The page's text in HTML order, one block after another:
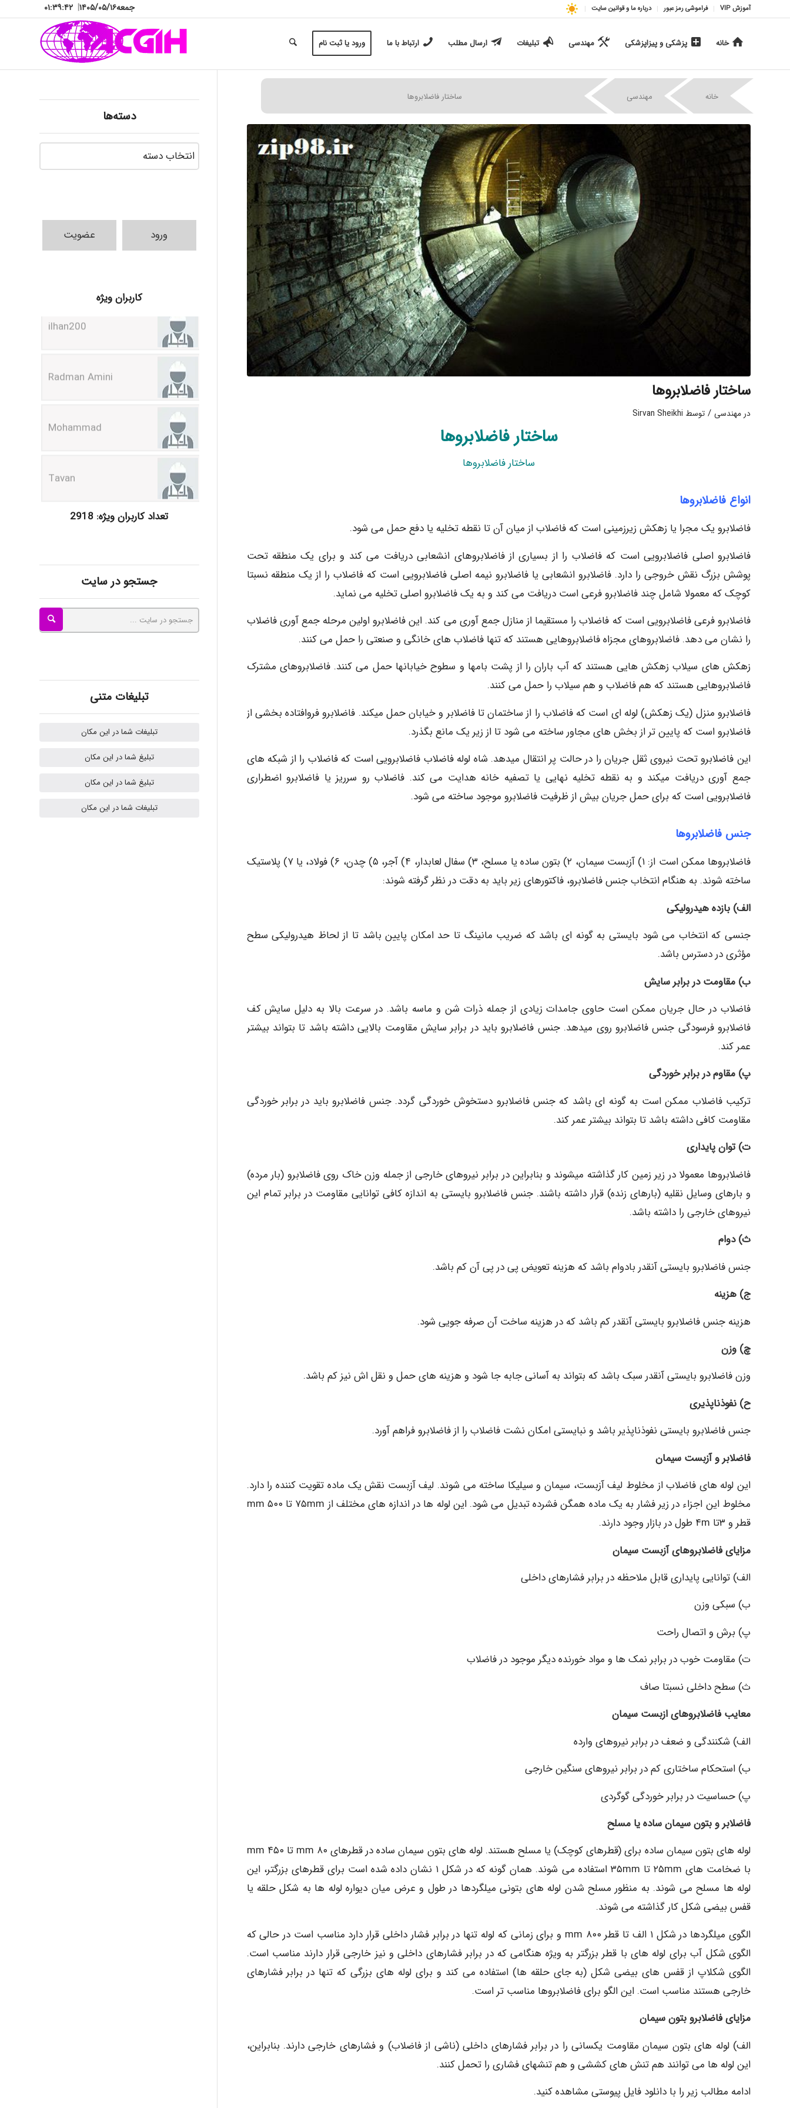
آموزش VIP فراموشی رمز عبور درباره ما و قوانین سایت جمعه۱۴۰۵/۰۵/۱۶| ۰۱:۳۹:۴۴
خانه پزشکی و پیزاپزشکی مهندسی تبلیغات ارسال مطلب ارتباط با ما ورود یا ثبت نام
خانه مهندسی | ساختار فاضلابروها
ساختار فاضلابروها
در مهندسی / توسط Sirvan Sheikhi
ساختار فاضلابروها
ساختار فاضلابروها
انواع فاضلابروها
فاضلابرو یک مجرا یا زهکش زیرزمینی است که فاضلاب از میان آن تا نقطه تخلیه یا دفع حمل می شود.
فاضلابرو اصلی فاضلابرویی است که فاضلاب را از بسیاری از فاضلابروهای انشعابی دریافت می کند و برای یک منطقه تحت
پوشش بزرگ نقش خروجی را دارد. فاضلابرو انشعابی یا فاضلابرو نیمه اصلی فاضلابرویی است که فاضلاب را از یک منطقه نسبتا
کوچک که معمولا شامل چند فاضلابرو فرعی است دریافت می کند و به یک فاضلابرو اصلی تخلیه می نماید.
فاضلابرو فرعی فاضلابرویی است که فاضلاب را مستقیما از منازل جمع آوری می کند. این فاضلابرو اولین مرحله جمع آوری فاضلاب
را نشان می دهد. فاضلابروهای مجزاه فاضلابروهایی هستند که تنها فاضلاب های خانگی و صنعتی را حمل می کنند.
زهکش های سیلاب زهکش هایی هستند که آب باران را از پشت بامها و سطوح خیابانها حمل می کنند. فاضلابروهای مشترک
فاضلابروهایی هستند که هم فاضلاب و هم سیلاب را حمل می کنند.
فاضلابرو منزل (یک زهکش) لوله ای است که فاضلاب را از ساختمان تا فاضلابر و خیابان حمل میکند. فاضلابرو فروافتاده بخشی از
فاضلابرو است که پایین تر از بخش های مجاور ساخته می شود تا از زیر یک مانع بگذرد.
این فاضلابرو تحت نیروی ثقل جریان را در حالت پر انتقال میدهد. شاه لوله فاضلاب فاضلابرویی است که فاضلاب را از شبکه های
جمع آوری دریافت میکند و به نقطه تخليه نهایی یا تصفیه خانه هدایت می کند. فاضلاب رو سرریز یا فاضلابرو اضطراری
فاضلابرویی است که برای حمل جریان بیش از ظرفیت فاضلابرو موجود ساخته می شود.
جنس فاضلابروها
فاضلابروها ممکن است از: ۱) آزبست سيمان، ۲) بتون ساده یا مسلح، ۳) سفال لعابدار، ۴) آجر، ۵) چدن، ۶) فولاد، یا ۷) پلاستیک
ساخته شوند. به هنگام انتخاب جنس فاضلابرو، فاکتورهای زیر باید به دقت در نظر گرفته شوند:
الف) بازده هیدرولیکی
جنسی که انتخاب می شود بایستی به گونه ای باشد که ضریب مانینگ تا حد امکان پایین باشد تا از لحاظ هیدرولیکی سطح
مؤثری در دسترس باشد.
ب) مقاومت در برابر سایش
فاضلاب در حال جریان ممکن است حاوی جامدات زیادی از جمله ذرات شن و ماسه باشد. در سرعت بالا به دلیل سایش کف
فاضلابرو فرسودگی جنس فاضلابرو روی میدهد. جنس فاضلابرو باید در برابر سایش مقاومت بالایی داشته باشد تا بتواند بیشتر
عمر کند.
پ) مقاوم در برابر خوردگی
ترکیب فاضلاب ممکن است به گونه ای باشد که جنس فاضلابرو دستخوش خوردگی گردد. جنس فاضلابرو باید در برابر خوردگی
مقاومت کافی داشته باشد تا بتواند بیشتر عمر کند.
ت) توان پایداری
فاضلابروها معمولا در زیر زمین کار گذاشته میشوند و بنابراین در برابر نیروهای خارجی از جمله وزن خاک روی فاضلابرو (بار مرده)
و بارهای وسایل نقلیه (بارهای زنده) قرار داشته باشند. جنس فاضلابرو بایستی به اندازه کافی توانایی مقاومت در برابر تمام این
نیروهای خارجی را داشته باشد.
ث) دوام
جنس فاضلابرو بایستی آنقدر بادوام باشد که هزینه تعویض پی در پی آن کم باشد.
ج) هزینه
هزینه جنس فاضلابرو بایستی آنقدر کم باشد که در هزینه ساخت آن صرفه جویی شود.
چ) وزن
وزن فاضلابرو بایستی آنقدر سبک باشد که بتواند به آسانی جابه جا شود و هزینه های حمل و نقل اش نیز کم باشد.
ح) نفوذناپذيری
جنس فاضلابرو بایستی نفوذناپذیر باشد و نبایستی امکان نشت فاضلاب را از فاضلابرو فراهم آورد.
فاضلابر و آزبست سیمان
این لوله های فاضلاب از مخلوط لیف آزبست، سیمان و سیلیکا ساخته می شوند. لیف آزبست نقش یک ماده تقویت کننده را دارد.
مخلوط این اجزاء در زیر فشار به یک ماده همگن فشرده تبدیل می شود. این لوله ها در اندازه های مختلف از ۷۵mm تا mm ۵۰۰
قطر و ۳تا ۴m طول در بازار وجود دارند.
مزایای فاضلابروهای آزبست سیمان
الف) توانایی پایداری قابل ملاحظه در برابر فشارهای داخلی
ب) سبکی وزن
پ) برش و اتصال راحت
ت) مقاومت خوب در برابر نمک ها و مواد خورنده دیگر موجود در فاضلاب
ث) سطح داخلی نسبتا صاف
معایب فاضلابروهای ازبست سیمان
الف) شکنندگی و ضعف در برابر نیروهای وارده
ب) استحکام ساختاری کم در برابر نیروهای سنگین خارجی
پ) حساسیت در برابر خوردگی گوگردی
فاضلابر و بتون سیمان ساده یا مسلح
لوله های بتون سیمان ساده برای (قطرهای کوچک) یا مسلح هستند. لوله های بتون سیمان ساده در قطرهای mm ۸۰ تا mm ۴۵۰
با ضخامت های ۲۵mm تا ۳۵mm استفاده می شوند. همان گونه که در شکل ۱ نشان داده شده است برای قطرهای بزرگتر، این
لوله ها مسلح می شوند. به منظور مسلح شدن لوله های بتونی میلگردها در طول و عرض میان دیواره لوله ها به شکل حلقه یا
قفس بیضی شکل کار گذاشته می شوند.
الگوی میلگردها در شکل ۱ الف تا قطر mm ۸۰۰ و برای زمانی که لوله تنها در برابر فشار داخلی قرار دارد مناسب است در حالی که
الگوی شکل آب برای لوله های با قطر بزرگتر به ویژه هنگامی که در برابر فشارهای داخلی و نیز خارجی قرار دارند مناسب است.
الگوی شکلاپ از قفس های بیضی شکل (به جای حلقه ها) استفاده می کند و برای لوله های بزرگی که تنها در برابر فشارهای
خارجی هستند مناسب است. این الگو برای فاضلابروها مناسب تر است.
مزایای فاضلابرو بتون سیمان
الف) لوله های بتون سیمان مقاومت یکسانی را در برابر فشارهای داخلی (ناشی از فاضلاب) و فشارهای خارجی دارند. بنابراین،
این لوله ها می توانند هم تنش های کششی و هم تنشهای فشاری را تحمل کنند.
ادامه مطالب زیر را با دانلود فایل پیوستی مشاهده کنید.
دسته‌ها
دسته‌ها
ورود عضویت
کاربران ویژه
Radman Amini
Mohammad
Tavan
akhtar shahsavandi
ayda habibnejad
Nazaninkarkon
Omid
ilhan200
تعداد کاربران ویژه: 2918
جستجو در سایت
تبلیغات متنی
تبلیغات شما در این مکان
تبلیغ شما در این مکان
تبلیغ شما در این مکان
تبلیغات شما در این مکان